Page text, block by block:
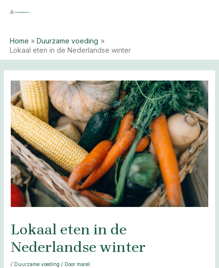
inhoud
Home
Duurzame voeding
Lokaal eten in de Nederlandse winter
Lokaal eten in de
Nederlandse winter
/ Duurzame voeding / Door marel